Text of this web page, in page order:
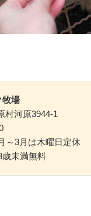
牧場
村河原3944-1
～3月は木曜日定休
歳未満無料